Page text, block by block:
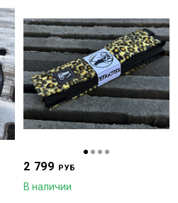
2 799 РУБ
В наличии